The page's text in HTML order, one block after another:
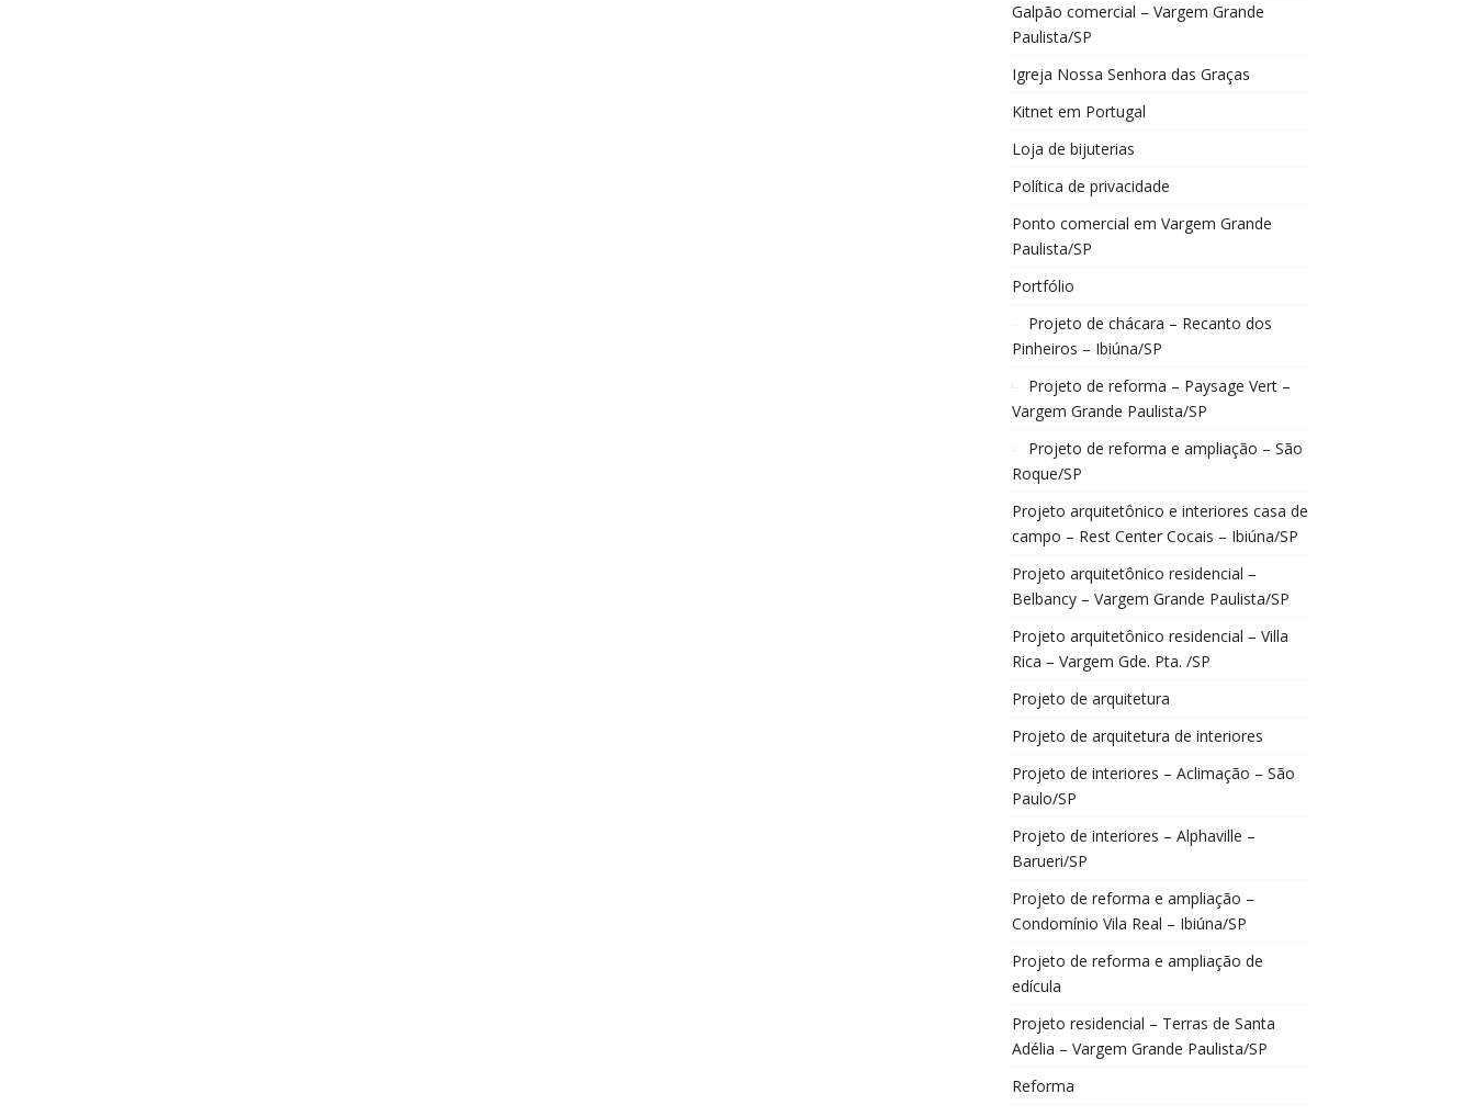
Galpão comercial – Vargem Grande
Paulista/SP
Igreja Nossa Senhora das Graças
Kitnet em Portugal
Loja de bijuterias
Política de privacidade
Ponto comercial em Vargem Grande
Paulista/SP
Portfólio
Projeto de chácara – Recanto dos
Pinheiros – Ibiúna/SP
Projeto de reforma – Paysage Vert –
Vargem Grande Paulista/SP
Projeto de reforma e ampliação – São
Roque/SP
Projeto arquitetônico e interiores casa de
campo – Rest Center Cocais – Ibiúna/SP
Projeto arquitetônico residencial –
Belbancy – Vargem Grande Paulista/SP
Projeto arquitetônico residencial – Villa
Rica – Vargem Gde. Pta. /SP
Projeto de arquitetura
Projeto de arquitetura de interiores
Projeto de interiores – Aclimação – São
Paulo/SP
Projeto de interiores – Alphaville –
Barueri/SP
Projeto de reforma e ampliação –
Condomínio Vila Real – Ibiúna/SP
Projeto de reforma e ampliação de
edícula
Projeto residencial – Terras de Santa
Adélia – Vargem Grande Paulista/SP
Reforma